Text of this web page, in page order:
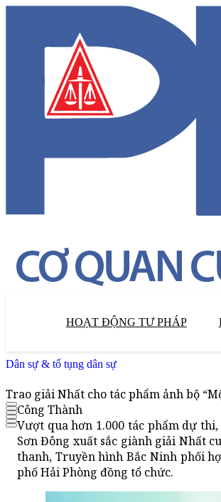
HOẠT ĐỘNG TƯ PHÁP
Dân sự & tố tụng dân sự
Trao giải Nhất cho tác phẩm ảnh bộ
Công Thành
Vượt qua hơn 1.000 tác phẩm dự
Sơn Đông xuất sắc giành giải Nhất
thanh, Truyền hình Bắc Ninh phối
phố Hải Phòng đồng tổ chức.